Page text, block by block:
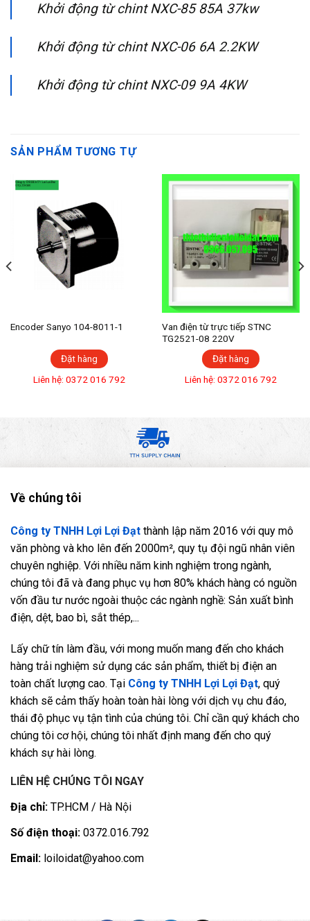
Khởi động từ chint NXC-85 85A 37kw
Khởi động từ chint NXC-06 6A 2.2KW
Khởi động từ chint NXC-09 9A 4KW
SẢN PHẨM TƯƠNG TỰ
Encoder Sanyo 104-8011-1
Đặt hàng
Liên hệ: 0372 016 792
Van điện từ trực tiếp STNC
TG2521-08 220V
Đặt hàng
Liên hệ: 0372 016 792
Về chúng tôi
Công ty TNHH Lợi Lợi Đạt thành lập năm 2016 với quy mô
văn phòng và kho lên đến 2000m², quy tụ đội ngũ nhân viên
chuyên nghiệp. Với nhiều năm kinh nghiệm trong ngành,
chúng tôi đã và đang phục vụ hơn 80% khách hàng có nguồn
vốn đầu tư nước ngoài thuộc các ngành nghề: Sản xuất bình
điện, dệt, bao bì, sắt thép,...
Lấy chữ tín làm đầu, với mong muốn mang đến cho khách
hàng trải nghiệm sử dụng các sản phẩm, thiết bị điện an
toàn chất lượng cao. Tại Công ty TNHH Lợi Lợi Đạt, quý
khách sẽ cảm thấy hoàn toàn hài lòng với dịch vụ chu đáo,
thái độ phục vụ tận tình của chúng tôi. Chỉ cần quý khách cho
chúng tôi cơ hội, chúng tôi nhất định mang đến cho quý
khách sự hài lòng.
LIÊN HỆ CHÚNG TÔI NGAY
Địa chỉ: TP.HCM / Hà Nội
Số điện thoại: 0372.016.792
Email: loiloidat@yahoo.com